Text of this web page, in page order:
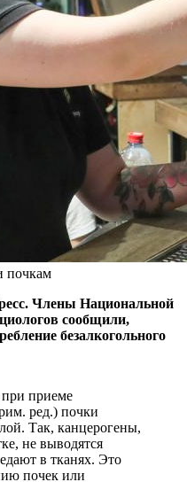
почкам
Члены Национальной
сообщили,
безалкогольного
при приеме
ред.) почки
Так, канцерогены,
не выводятся
в тканях. Это
почек или